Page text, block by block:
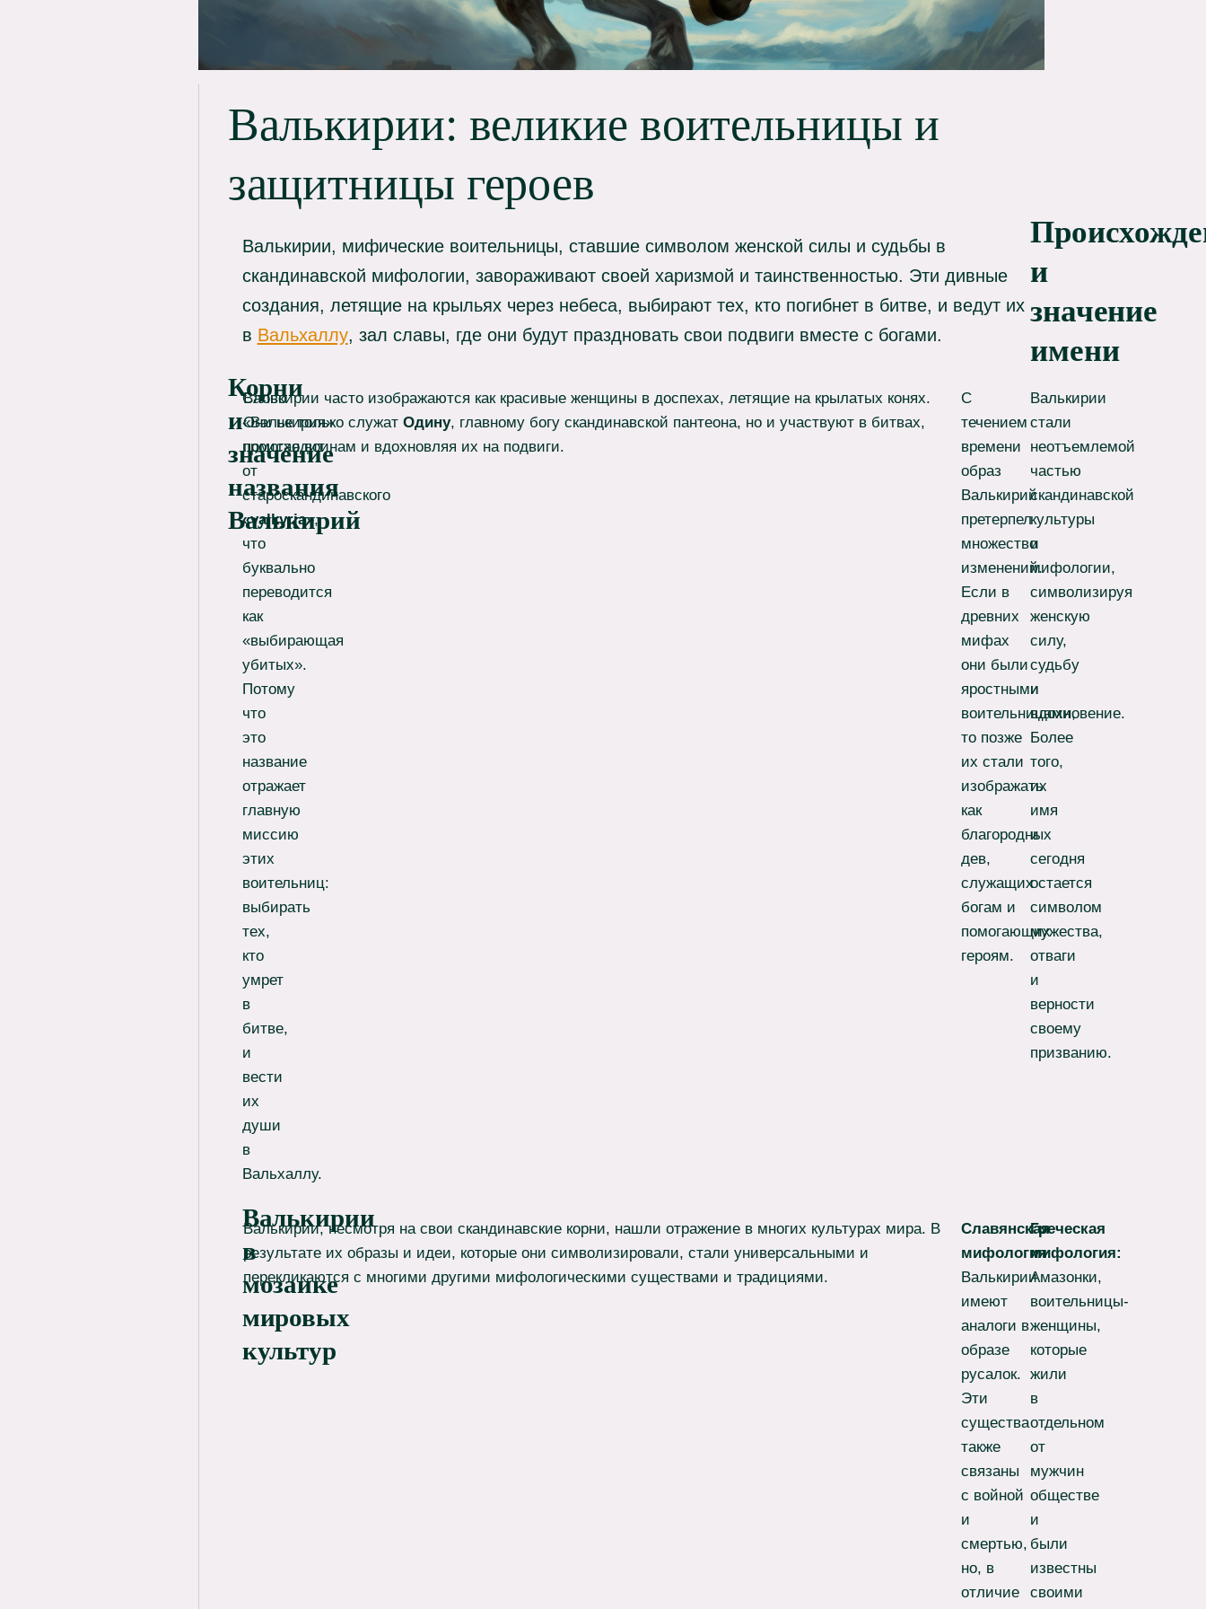
Валькирии: великие воительницы и
защитницы героев
Валькирии, мифические воительницы, ставшие символом женской силы и судьбы в
скандинавской мифологии, завораживают своей харизмой и таинственностью. Эти дивные
создания, летящие на крыльях через небеса, выбирают тех, кто погибнет в битве, и ведут их
в Вальхаллу, зал славы, где они будут праздновать свои подвиги вместе с богами.
и
значение
имени
Корни
и
значение
названия
Валькирий
Слово
«Валькирия»
происходит
от
староскандинавского
«valkyrja»,
что
буквально
переводится
как
«выбирающая
убитых».
Потому
что
это
название
отражает
главную
миссию
этих
воительниц:
выбирать
тех,
кто
умрет
в
битве,
и
вести
их
души
в
Вальхаллу.
Валькирии часто изображаются как красивые женщины в доспехах, летящие на крылатых конях.
Они не только служатОдину, главному богу скандинавской пантеона, но и участвуют в битвах,
помогая воинам и вдохновляя их на подвиги.
С
течением
времени
образ
Валькирий
претерпел
множество
изменений.
Если в
древних
мифах
они были
яростными
воительницами,
то позже
их стали
изображать
как
благородных
дев,
служащих
богам и
помогающих
героям.
Валькирии
стали
неотъемлемой
частью
скандинавской
культуры
и
мифологии,
символизируя
женскую
силу,
судьбу
и
вдохновение.
Более
того,
их
имя
и
сегодня
остается
символом
мужества,
отваги
и
верности
своему
призванию.
Валькирии
в
мозаике
мировых
культур
Валькирии, несмотря на свои скандинавские корни, нашли отражение в многих культурах мира. В
результате их образы и идеи, которые они символизировали, стали универсальными и
перекликаются с многими другими мифологическими существами и традициями.
Славянская
мифология:
Валькирии
имеют
аналоги в
образе
русалок.
Эти
существа
также
связаны
с войной
и
смертью,
но, в
отличие
Греческая
мифология:
Амазонки,
воительницы-
женщины,
которые
жили
в
отдельном
от
мужчин
обществе
и
были
известны
своими